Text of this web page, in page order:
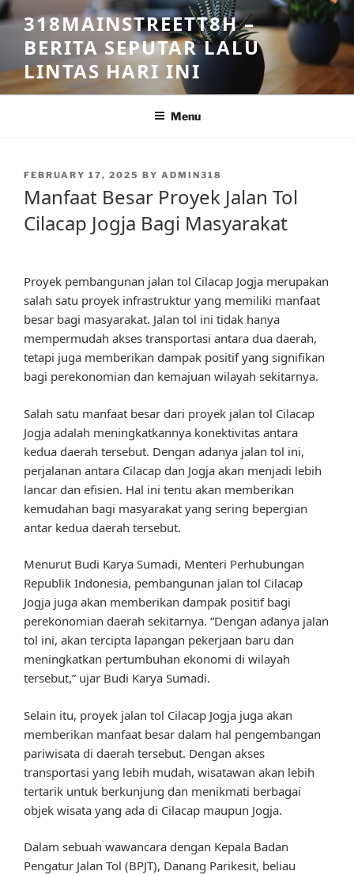
Skip
to
content
318MAINSTREETT8H –
BERITA SEPUTAR LALU
LINTAS HARI INI
Menu
POSTED
FEBRUARY 17, 2025 BY ADMIN318
Manfaat Besar Proyek Jalan Tol
Cilacap Jogja Bagi Masyarakat
Proyek pembangunan jalan tol Cilacap Jogja merupakan
salah satu proyek infrastruktur yang memiliki manfaat
besar bagi masyarakat. Jalan tol ini tidak hanya
mempermudah akses transportasi antara dua daerah,
tetapi juga memberikan dampak positif yang signifikan
bagi perekonomian dan kemajuan wilayah sekitarnya.
Salah satu manfaat besar dari proyek jalan tol Cilacap
Jogja adalah meningkatkannya konektivitas antara
kedua daerah tersebut. Dengan adanya jalan tol ini,
perjalanan antara Cilacap dan Jogja akan menjadi lebih
lancar dan efisien. Hal ini tentu akan memberikan
kemudahan bagi masyarakat yang sering bepergian
antar kedua daerah tersebut.
Menurut Budi Karya Sumadi, Menteri Perhubungan
Republik Indonesia, pembangunan jalan tol Cilacap
Jogja juga akan memberikan dampak positif bagi
perekonomian daerah sekitarnya. “Dengan adanya jalan
tol ini, akan tercipta lapangan pekerjaan baru dan
meningkatkan pertumbuhan ekonomi di wilayah
tersebut,” ujar Budi Karya Sumadi.
Selain itu, proyek jalan tol Cilacap Jogja juga akan
memberikan manfaat besar dalam hal pengembangan
pariwisata di daerah tersebut. Dengan akses
transportasi yang lebih mudah, wisatawan akan lebih
tertarik untuk berkunjung dan menikmati berbagai
objek wisata yang ada di Cilacap maupun Jogja.
Dalam sebuah wawancara dengan Kepala Badan
Pengatur Jalan Tol (BPJT), Danang Parikesit, beliau